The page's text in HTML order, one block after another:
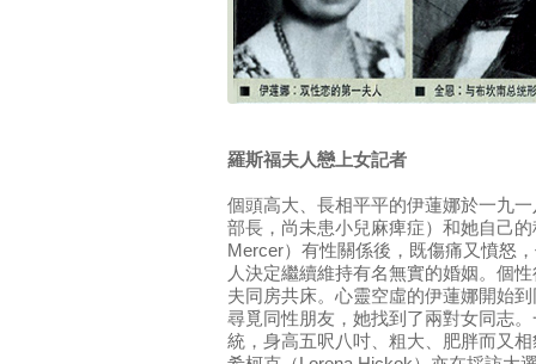
羅斯福夫人戀上女記者
個頭高大、長相平平的伊蓮娜於一九
部長，尚未患小兒麻痺症）和她自己
Mercer）有性關係後，既傷痛又憤怒
人決定繼續維持有名無實的婚姻。個
夫同房共床。心靈空虛的伊蓮娜開始
尋覓同性朋友，她找到了兩對女同志
統，身高五呎八吋、粗大、肥胖而又